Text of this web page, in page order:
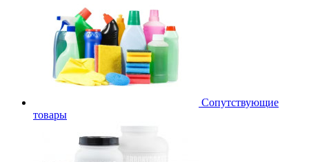
Сопутствующие
товары